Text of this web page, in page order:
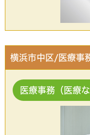
横浜市中区/医療事
医療事務（医療な